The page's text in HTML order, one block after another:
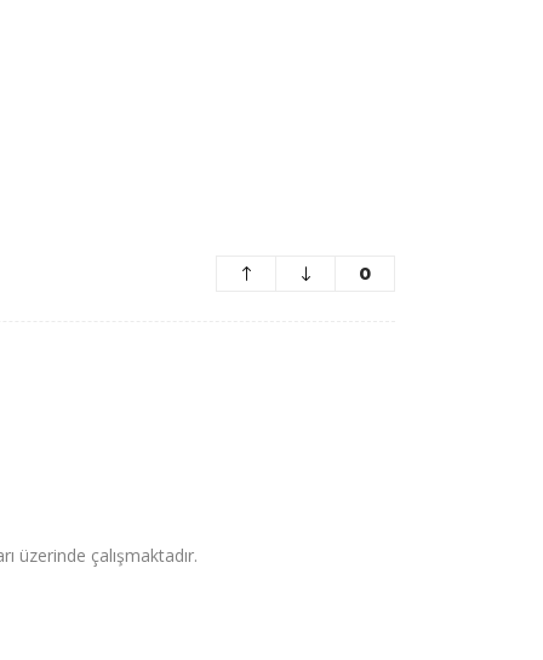
0
üzerinde çalışmaktadır.